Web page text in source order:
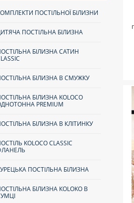
ПОСТІЛЬНОЇ БІЛИЗНИ
ПОСТІЛЬНА БІЛИЗНА
БІЛИЗНА САТИН
БІЛИЗНА В СМУЖКУ
БІЛИЗНА KOLOCO
PREMIUM
БІЛИЗНА В КЛІТИНКУ
KOLOCO CLASSIC
ПОСТІЛЬНА БІЛИЗНА
БІЛИЗНА КOLOKO В